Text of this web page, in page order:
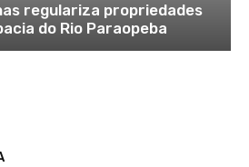
regulariza propriedades
do Rio Paraopeba